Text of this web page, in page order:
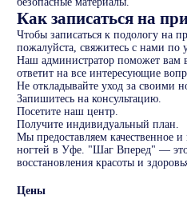
Как записаться на
Чтобы записаться к подологу на
пожалуйста, свяжитесь с нами по
Наш администратор поможет вам
ответит на все интересующие
Не откладывайте уход за своими
Запишитесь на консультацию.
Посетите наш центр.
Получите индивидуальный план.
Мы предоставляем качественное и
ногтей в Уфе. "Шаг Вперед" —
восстановления красоты и
Цены